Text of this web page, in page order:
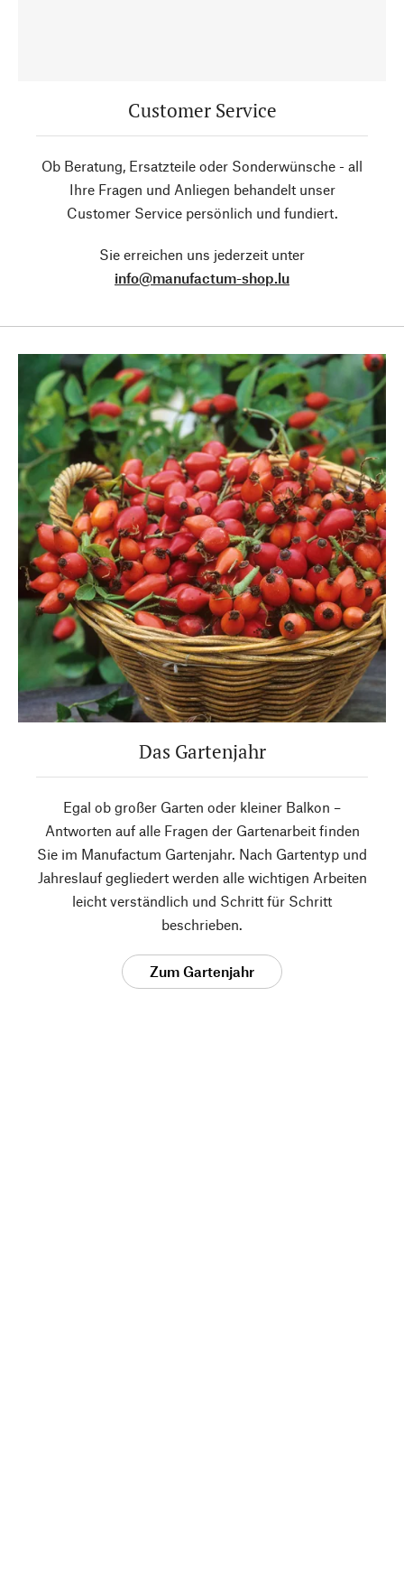
Customer Service
Ob Beratung, Ersatzteile oder Sonderwünsche - all
Ihre Fragen und Anliegen behandelt unser
Customer Service persönlich und fundiert.
Sie erreichen uns jederzeit unter
info@manufactum-shop.lu
Das Gartenjahr
Egal ob großer Garten oder kleiner Balkon –
Antworten auf alle Fragen der Gartenarbeit finden
Sie im Manufactum Gartenjahr. Nach Gartentyp und
Jahreslauf gegliedert werden alle wichtigen Arbeiten
leicht verständlich und Schritt für Schritt
beschrieben.
Zum Gartenjahr